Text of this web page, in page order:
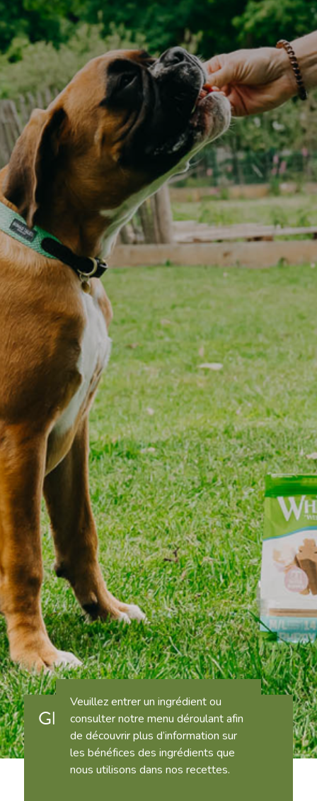
Glossaire
Veuillez entrer un ingrédient ou
consulter notre menu déroulant afin
de découvrir plus d’information sur
les bénéfices des ingrédients que
nous utilisons dans nos recettes.